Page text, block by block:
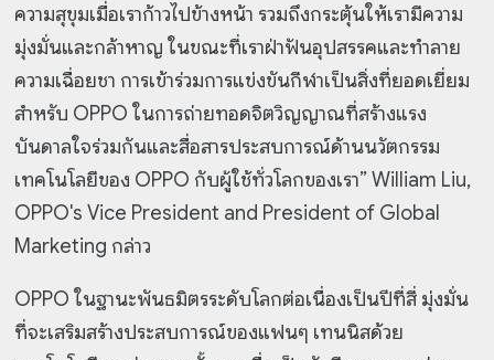
ความสุขุมเมื่อเราก้าวไปข้างหน้า รวมถึงกระตุ้นให้เรามีความ
มุ่งมั่นและกล้าหาญ ในขณะที่เราฝ่าฟันอุปสรรคและทำลาย
ความเฉื่อยชา การเข้าร่วมการแข่งขันกีฬาเป็นสิ่งที่ยอดเยี่ยม
สำหรับ OPPO ในการถ่ายทอดจิตวิญญาณที่สร้างแรง
บันดาลใจร่วมกันและสื่อสารประสบการณ์ด้านนวัตกรรม
เทคโนโลยีของ OPPO กับผู้ใช้ทั่วโลกของเรา” William Liu,
OPPO's Vice President and President of Global
Marketing กล่าว
OPPO ในฐานะพันธมิตรระดับโลกต่อเนื่องเป็นปีที่สี่ มุ่งมั่น
ที่จะเสริมสร้างประสบการณ์ของแฟนๆ เทนนิสด้วย